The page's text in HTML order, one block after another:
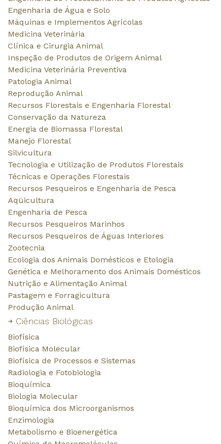
Publique seu
trabalho
Envie seu trabalho para uma revista científica.
Entre ou
cadastre-se
Clique emEnviar seu Manuscrito
Entre com seu usuário e senha ou,
caso não possua uma conta,
cadastre-se preenchendo todos os
campos obrigatórios.
Envie
expressa ou
corpo de
Enviar manuscrito
Periódico mensal de acesso livre e
gratuito, devidamente registrada junto
VALIDAR CERTIFICADO
Revista Científica Semana Acadêmica ISSN 2236-6717
Expediente
Edições
News